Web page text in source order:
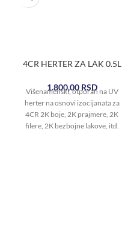
4CR HERTER ZA LAK 0.5L
1.800,00 RSD
Višenamenski, otporan na UV
herter na osnovi izocijanata za
4CR 2K boje, 2K prajmere, 2K
filere, 2K bezbojne lakove, itd.